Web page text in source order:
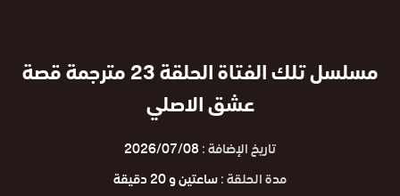
مسلسل تلك الفتاة الحلقة 23 مترجمة قصة
عشق الاصلي
تاريخ الإضافة :2026/07/08
مدة الحلقة :ساعتين و 20 دقيقة